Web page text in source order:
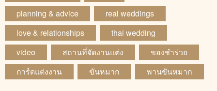
planning & advice
real weddings
love & relationships
thai wedding
video
สถานที่จัดงานแต่ง
ของชำร่วย
การ์ดแต่งงาน
ขันหมาก พานขันหมาก